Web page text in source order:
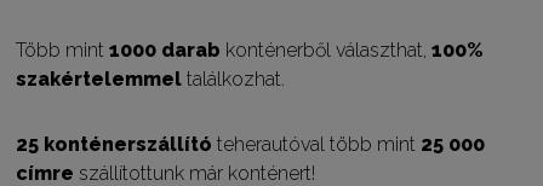
Több mint1000 darab konténerből választhat,100%
szakértelemmel találkozhat.
25 konténerszállító teherautóval több mint 25 000
címre szállítottunk már konténert!